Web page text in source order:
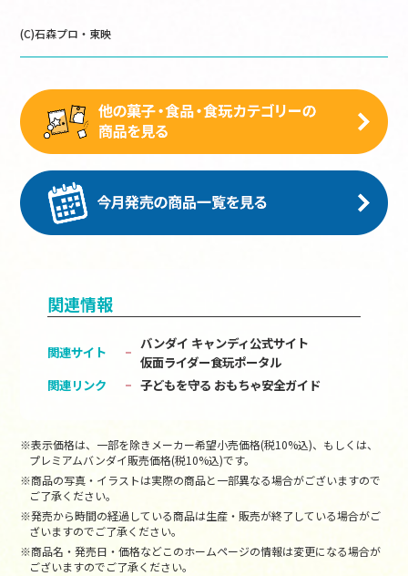
(C)石森プロ・東映
関連情報
関連サイト
バンダイ キャンディ公式サイト
仮面ライダー食玩ポータル
関連リンク
子どもを守る おもちゃ安全ガイド
※表示価格は、一部を除きメーカー希望小売価格(税10%込)、もしくは、
プレミアムバンダイ販売価格(税10%込)です。
※商品の写真・イラストは実際の商品と一部異なる場合がございますので
ご了承ください。
※発売から時間の経過している商品は生産・販売が終了している場合がご
ざいますのでご了承ください。
※商品名・発売日・価格などこのホームページの情報は変更になる場合が
ございますのでご了承ください。